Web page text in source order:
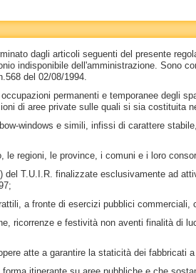
dagli articoli seguenti del presente
indisponibile dell'amministrazione. Sono
del 02/08/1994.
permanenti e temporanee degli
di aree private sulle quali si sia costituita
windows e simili, infissi di carattere
regioni, le province, i comuni e i loro
T.U.I.R. finalizzate esclusivamente ad
a fronte di esercizi pubblici
ricorrenze e festività non aventi finalità di
atte a garantire la staticità dei fabbricati